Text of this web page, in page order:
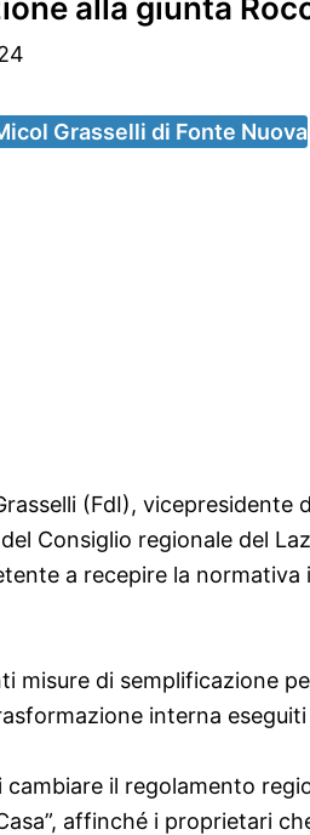
alla giunta
Grasselli di Fonte Nuova
(FdI), vicepresidente
Consiglio regionale del
a recepire la
misure di semplificazione
interna
il regolamento
affinché i proprietari